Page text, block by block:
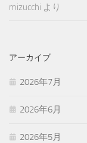
mizucchi より
アーカイブ
2026年7月
2026年6月
2026年5月